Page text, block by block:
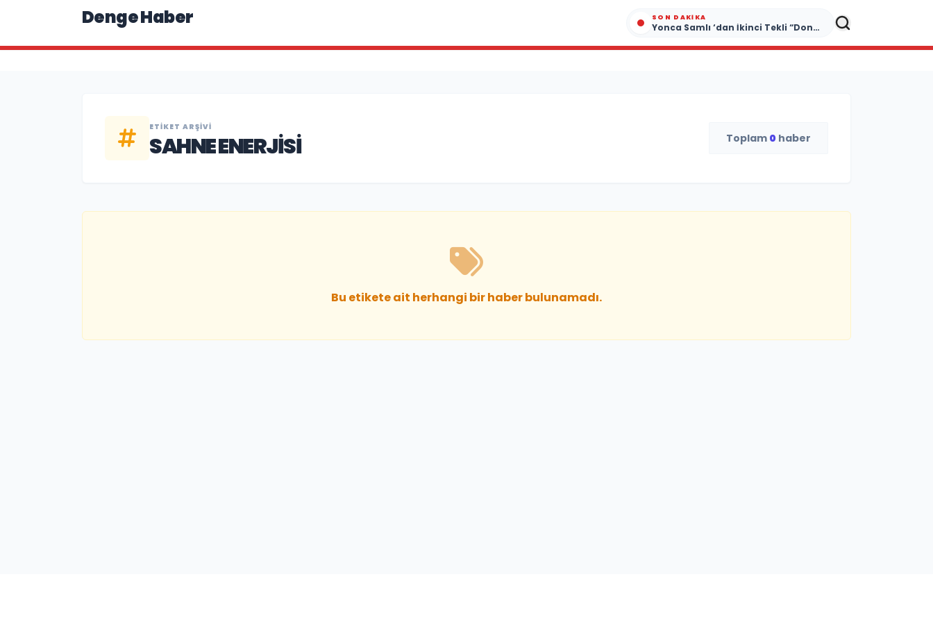
Denge Haber SON DAKIKA
Yonca Samlı ‘dan İkinci Tekli “Donacaksın Sevgilim “ yayımlandı
ETIKET ARŞIVI
SAHNE ENERJISI Toplam 0 haber
Bu etikete ait herhangi bir haber bulunamadı.